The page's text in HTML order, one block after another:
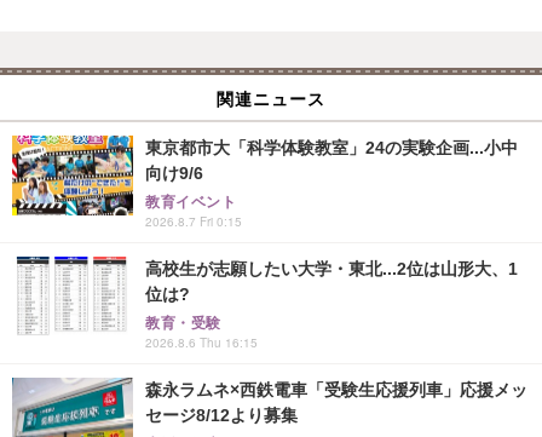
関連ニュース
東京都市大「科学体験教室」24の実験企画...小中
向け9/6
教育イベント
2026.8.7 Fri 0:15
高校生が志願したい大学・東北...2位は山形大、1
位は?
教育・受験
2026.8.6 Thu 16:15
森永ラムネ×西鉄電車「受験生応援列車」応援メッ
セージ8/12より募集